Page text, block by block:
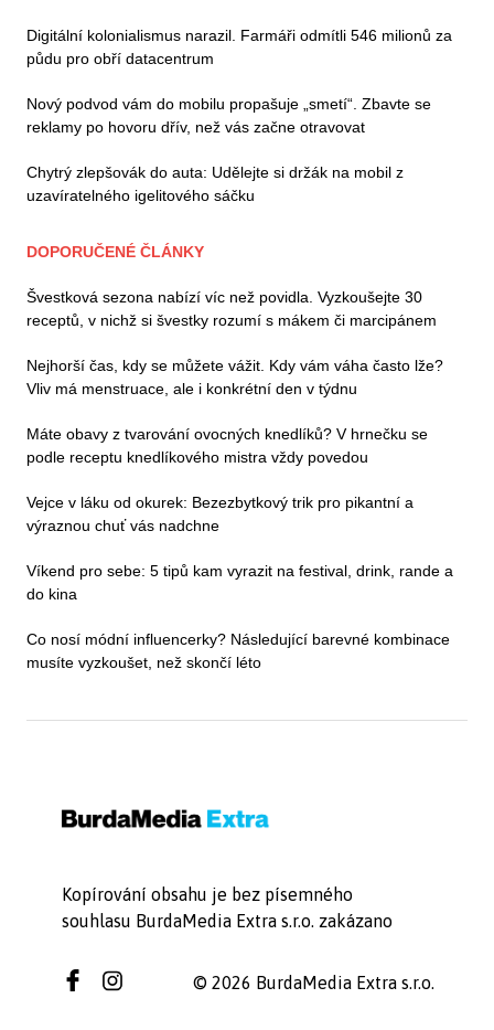
Digitální kolonialismus narazil. Farmáři odmítli 546 milionů za
půdu pro obří datacentrum
Nový podvod vám do mobilu propašuje „smetí“. Zbavte se
reklamy po hovoru dřív, než vás začne otravovat
Chytrý zlepšovák do auta: Udělejte si držák na mobil z
uzavíratelného igelitového sáčku
DOPORUČENÉ ČLÁNKY
Švestková sezona nabízí víc než povidla. Vyzkoušejte 30
receptů, v nichž si švestky rozumí s mákem či marcipánem
Nejhorší čas, kdy se můžete vážit. Kdy vám váha často lže?
Vliv má menstruace, ale i konkrétní den v týdnu
Máte obavy z tvarování ovocných knedlíků? V hrnečku se
podle receptu knedlíkového mistra vždy povedou
Vejce v láku od okurek: Bezezbytkový trik pro pikantní a
výraznou chuť vás nadchne
Víkend pro sebe: 5 tipů kam vyrazit na festival, drink, rande a
do kina
Co nosí módní influencerky? Následující barevné kombinace
musíte vyzkoušet, než skončí léto
Kopírování obsahu je bez písemného
souhlasu BurdaMedia Extra s.r.o. zakázano
© 2026 BurdaMedia Extra s.r.o.